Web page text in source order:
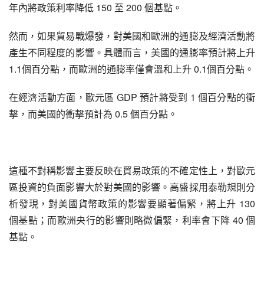
年內將政策利率降低 150 至 200 個基點。
然而，如果貿易戰爆發，對美國和歐洲的通膨及經濟活動將
產生不同程度的影響。具體而言，美國的通膨率預計將上升
1.1個百分點，而歐洲的通膨率僅會溫和上升 0.1個百分點。
在經濟活動方面，歐元區 GDP 預計將受到 1 個百分點的衝
擊，而美國的衝擊預計為 0.5 個百分點。
這種不對稱影響主要反映在貿易政策的不確定性上，對歐元
區投資的負面影響大於對美國的影響。高盛採用泰勒規則分
析發現，對美國貨幣政策的影響要顯著偏緊，將上升 130
個基點；而歐洲央行的影響則略微偏緊，利率會下降 40 個
基點。